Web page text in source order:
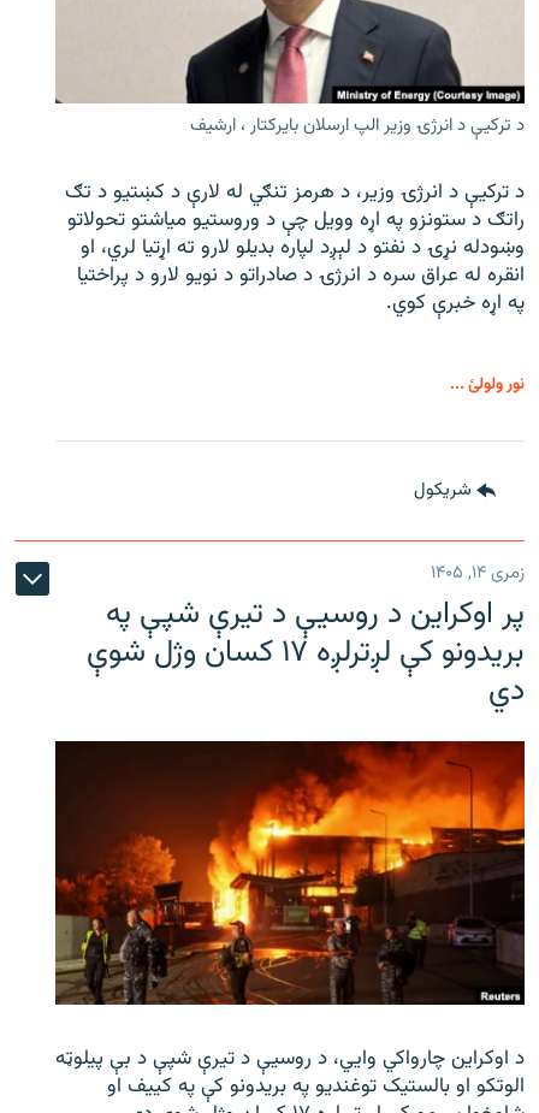
د ترکیې د انرژۍ وزیر الپ ارسلان بایرکتار ، ارشیف
د ترکیې د انرژۍ وزیر، د هرمز تنګي له لارې د کښتیو د تګ
راتګ د ستونزو په اړه وویل چې د وروستیو میاشتو تحولاتو
وښودله نړۍ د نفتو د لېږد لپاره بدیلو لارو ته اړتیا لري، او
انقره له عراق سره د انرژۍ د صادراتو د نویو لارو د پراختیا
په اړه خبرې کوي.
نور ولولئ ...
شريکول
زمری ۱۴, ۱۴۰۵
پر اوکراین د روسیې د تیرې شپې په
بریدونو کې لږترلږه ۱۷ کسان وژل شوې
دي
د اوکراین چارواکي وایي، د روسیې د تیرې شپې د بې‌ پیلوټه
الوتکو او بالستیک توغندیو په بریدونو کې په کییف او